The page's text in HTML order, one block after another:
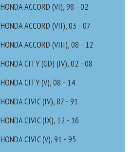
HONDA ACCORD (VI), 98 - 02
HONDA ACCORD (VII), 03 - 07
HONDA ACCORD (VIII), 08 - 12
HONDA CITY (GD) (IV), 02 - 08
HONDA CITY (V), 08 - 14
HONDA CIVIC (IV), 87 - 91
HONDA CIVIC (IX), 12 - 16
HONDA CIVIC (V), 91 - 95